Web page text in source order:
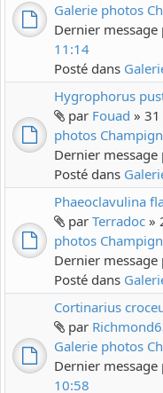
Galerie photos
Dernier message
11:14
Posté dans
Hygrophorus
par Fouad »
photos
Dernier message
Posté dans
Phaeoclavulina
par Terradoc »
photos
Dernier message
Posté dans
Cortinarius
par
Galerie photos
Dernier message
10:58